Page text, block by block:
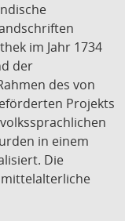
im Jahr 1734
der
des von
Projekts
in einem
Die